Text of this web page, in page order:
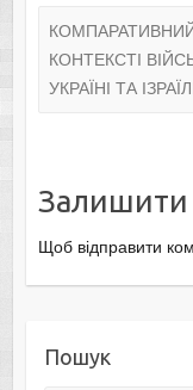
КОНТЕКСТІ
УКРАЇНІ ТА
Залишити
Щоб відправити
Пошук